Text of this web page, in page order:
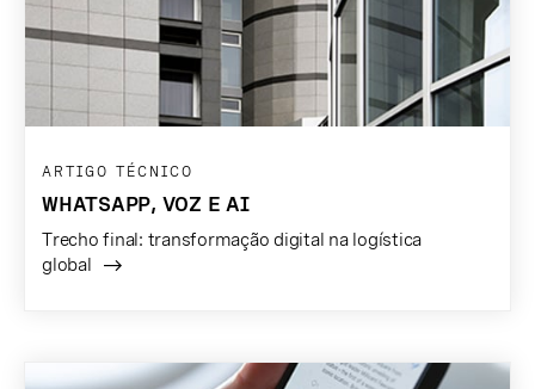
ARTIGO TÉCNICO
WHATSAPP, VOZ E AI
Trecho final: transformação digital na logística
global